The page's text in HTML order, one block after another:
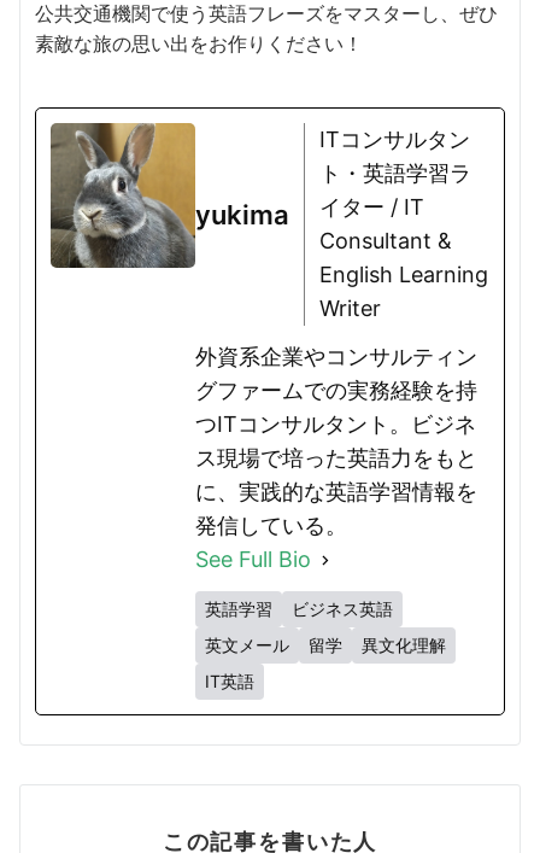
公共交通機関で使う英語フレーズをマスターし、ぜひ
素敵な旅の思い出をお作りください！
yukima
ITコンサルタン
ト・英語学習ラ
イター / IT
Consultant &
English Learning
Writer
外資系企業やコンサルティン
グファームでの実務経験を持
つITコンサルタント。ビジネ
ス現場で培った英語力をもと
に、実践的な英語学習情報を
発信している。
See Full Bio
英語学習
ビジネス英語
英文メール
留学
異文化理解
IT英語
この記事を書いた人